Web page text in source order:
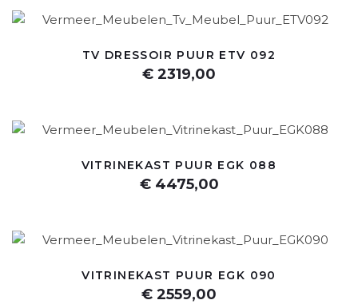
TV DRESSOIR PUUR ETV 092
€ 2319,00
VITRINEKAST PUUR EGK 088
€ 4475,00
VITRINEKAST PUUR EGK 090
€ 2559,00